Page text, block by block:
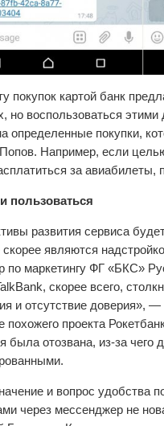
покупок картой банк
но воспользоваться
определенные поку​пки,
Попов. Например, если
за авиабилеты,
пользоваться
развития сервиса
скорее являются
по маркетингу ФГ «БКС»
скорее всего,
и отсутствие доверия»,
похожего проекта
была отозвана, из-за чего
и вопрос удобства
через мессенджер не